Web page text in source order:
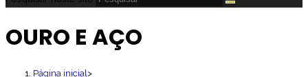
OURO E AÇO
Página inicial >